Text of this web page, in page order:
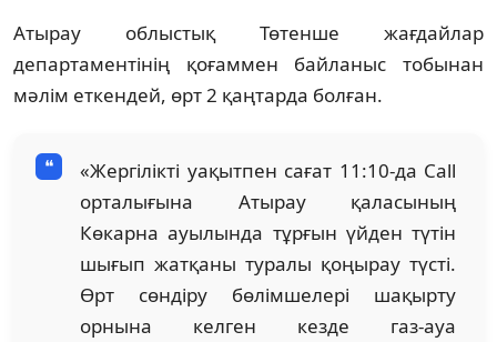
Атырау облыстық Төтенше жағдайлар
департаментінің қоғаммен байланыс тобынан
мәлім еткендей, өрт 2 қаңтарда болған.
«Жергілікті уақытпен сағат 11:10-да Call
орталығына Атырау қаласының
Көкарна ауылында тұрғын үйден түтін
шығып жатқаны туралы қоңырау түсті.
Өрт сөндіру бөлімшелері шақырту
орнына келген кезде газ-ауа